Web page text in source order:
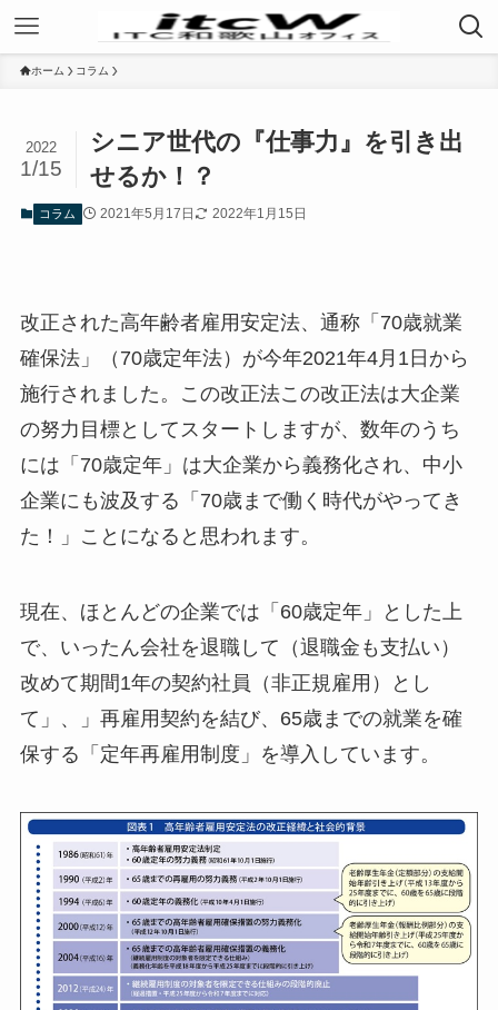
ホーム コラム
シニア世代の『仕事力』を引き出
せるか！？
2022
1/15
コラム 2021年5月17日 2022年1月15日
改正された高年齢者雇用安定法、通称「70歳就業
確保法」（70歳定年法）が今年2021年4月1日から
施行されました。この改正法この改正法は大企業
の努力目標としてスタートしますが、数年のうち
には「70歳定年」は大企業から義務化され、中小
企業にも波及する「70歳まで働く時代がやってき
た！」ことになると思われます。
現在、ほとんどの企業では「60歳定年」とした上
で、いったん会社を退職して（退職金も支払い）
改めて期間1年の契約社員（非正規雇用）とし
て」、」再雇用契約を結び、65歳までの就業を確
保する「定年再雇用制度」を導入しています。